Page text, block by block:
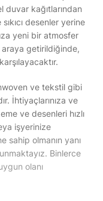
duvar kağıtlarından
desenler yerine
yeni bir atmosfer
getirildiğinde,
ve tekstil gibi
İhtiyaçlarınıza ve
ve desenleri hızlı
işyerinize
sahip olmanın yanı
Binlerce
olanı